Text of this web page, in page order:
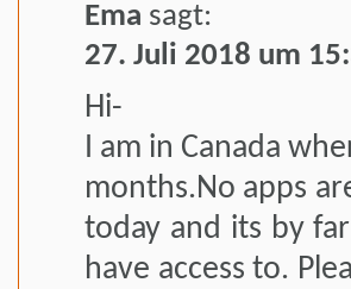
Ema sagt:
27. Juli 2018 um
Hi-
I am in Canada
months.No apps
today and its by
have access to.